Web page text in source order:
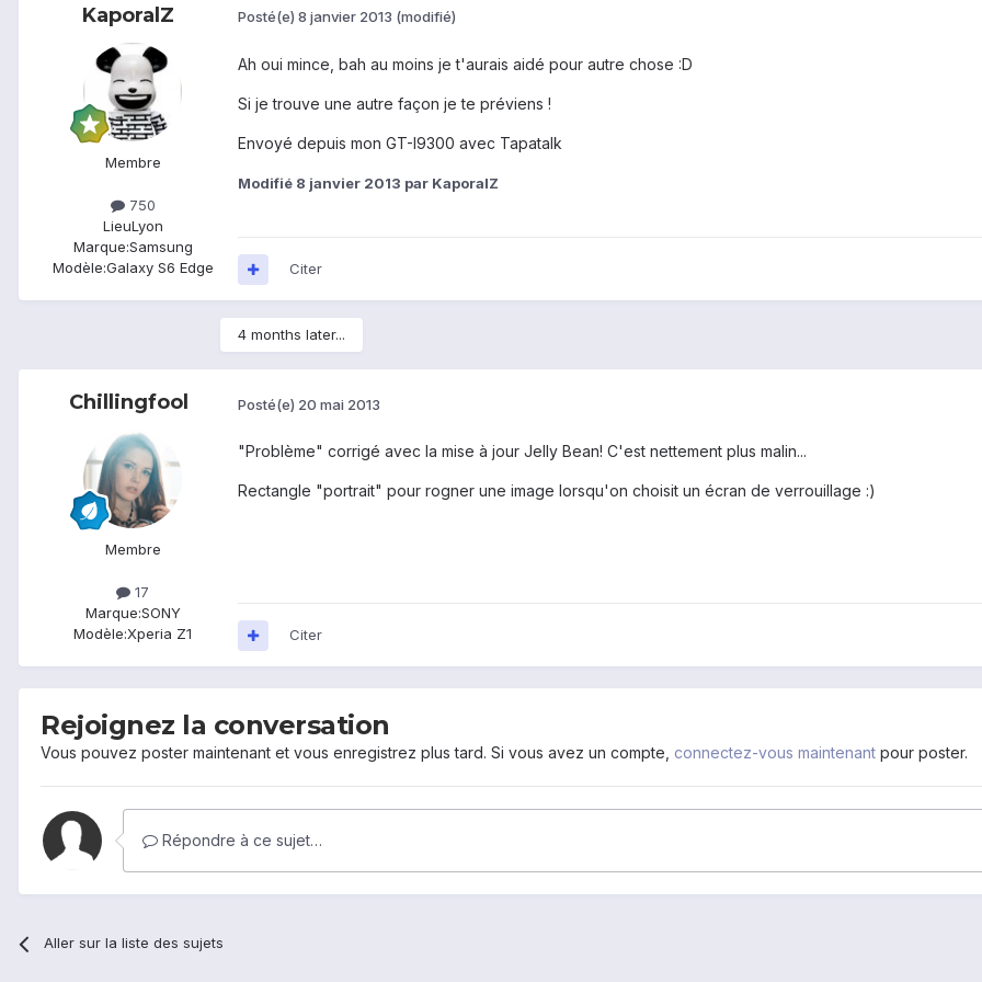
KaporalZ
Membre
750
LieuLyon
Marque:Samsung
Modèle:Galaxy S6 Edge
Posté(e) 8 janvier 2013 (modifié)
Ah oui mince, bah au moins je t'aurais aidé pour autre chose :D
Si je trouve une autre façon je te préviens !
Envoyé depuis mon GT-I9300 avec Tapatalk
Modifié 8 janvier 2013 par KaporalZ
Citer
4 months later...
Chillingfool
Membre
17
Marque:SONY
Modèle:Xperia Z1
Posté(e) 20 mai 2013
"Problème" corrigé avec la mise à jour Jelly Bean! C'est nettement plus malin...
Rectangle "portrait" pour rogner une image lorsqu'on choisit un écran de verrouillage :)
Citer
Rejoignez la conversation
Vous pouvez poster maintenant et vous enregistrez plus tard. Si vous avez un compte, connectez-vous maintenant pour poster.
Répondre à ce sujet…
Aller sur la liste des sujets